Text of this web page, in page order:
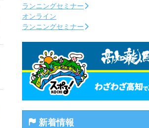
ランニングセミナー
オンライン
ランニングセミナー
新着情報